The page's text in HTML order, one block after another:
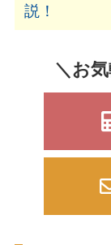
説！
＼お